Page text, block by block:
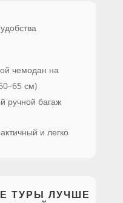
чемодан на
см)
ручной багаж
и легко
ТУРЫ ЛУЧШЕ